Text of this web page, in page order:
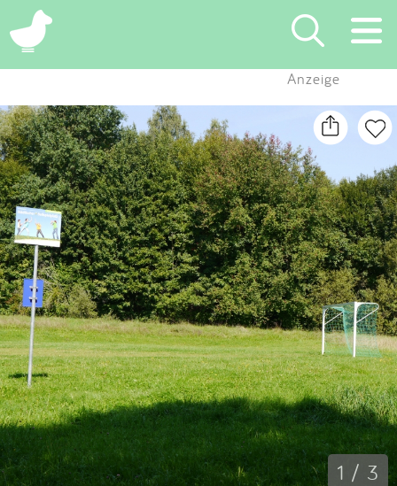
×
Suchen
Eintragen
App
Blog
Partner
Kontakt
Impressum
Anmelden
Anzeige
1 / 3